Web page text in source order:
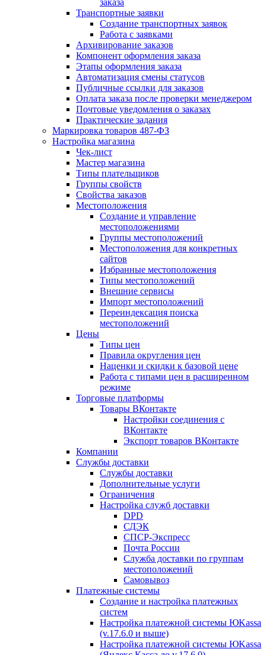
заказа
Транспортные заявки
Создание транспортных заявок
Работа с заявками
Архивирование заказов
Компонент оформления заказа
Этапы оформления заказа
Автоматизация смены статусов
Публичные ссылки для заказов
Оплата заказа после проверки менеджером
Почтовые уведомления о заказах
Практические задания
Маркировка товаров 487-ФЗ
Настройка магазина
Чек-лист
Мастер магазина
Типы плательщиков
Группы свойств
Свойства заказов
Местоположения
Создание и управление
местоположениями
Группы местоположений
Местоположения для конкретных
сайтов
Избранные местоположения
Типы местоположений
Внешние сервисы
Импорт местоположений
Переиндексация поиска
местоположений
Цены
Типы цен
Правила округления цен
Наценки и скидки к базовой цене
Работа с типами цен в расширенном
режиме
Торговые платформы
Товары ВКонтакте
Настройки соединения с
ВКонтакте
Экспорт товаров ВКонтакте
Компании
Службы доставки
Службы доставки
Дополнительные услуги
Ограничения
Настройка служб доставки
DPD
СДЭК
СПСР-Экспресс
Почта России
Служба доставки по группам
местоположений
Самовывоз
Платежные системы
Создание и настройка платежных
систем
Настройка платежной системы ЮKassa
(v.17.6.0 и выше)
Настройка платежной системы ЮKassa